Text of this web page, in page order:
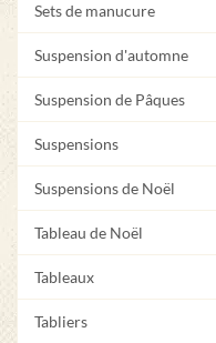
Sets de manucure
Suspension d'automne
Suspension de Pâques
Suspensions
Suspensions de Noël
Tableau de Noël
Tableaux
Tabliers